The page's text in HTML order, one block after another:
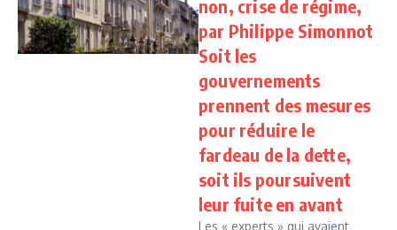
non, crise de régime,
par Philippe Simonnot
Soit les
gouvernements
prennent des mesures
pour réduire le
fardeau de la dette,
soit ils poursuivent
leur fuite en avant
Les « experts » qui avaient